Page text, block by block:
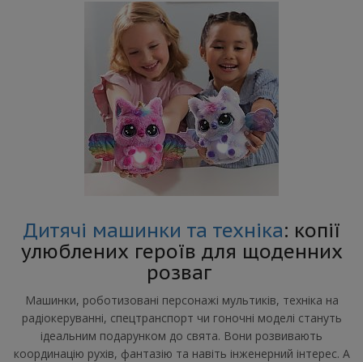
Дитячі машинки та техніка: копії
улюблених героїв для щоденних
розваг
Машинки, роботизовані персонажі мультиків, техніка на
радіокеруванні, спецтранспорт чи гоночні моделі стануть
ідеальним подарунком до свята. Вони розвивають
координацію рухів, фантазію та навіть інженерний інтерес. А